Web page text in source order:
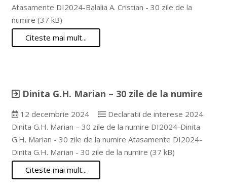
Atasamente DI2024-Balalia A. Cristian - 30 zile de la
numire (37 kB)
Citeste mai mult...
Dinita G.H. Marian – 30 zile de la numire
12 decembrie 2024
Declaratii de interese 2024
Dinita G.H. Marian – 30 zile de la numire DI2024-Dinita
G.H. Marian - 30 zile de la numire Atasamente DI2024-
Dinita G.H. Marian - 30 zile de la numire (37 kB)
Citeste mai mult...